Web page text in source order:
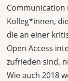
Communication
Kolleg*innen,
die an einer
Open Access
zufrieden sind,
Wie auch 2018